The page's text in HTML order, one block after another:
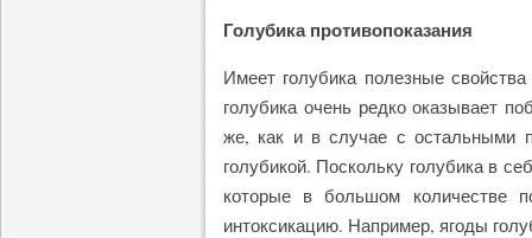
Голубика противопоказания
Имеет голубика полезные
голубика очень редко оказывает
же, как и в случае с остальными
голубикой. Поскольку голубика в
которые в большом количестве
интоксикацию. Например, ягоды